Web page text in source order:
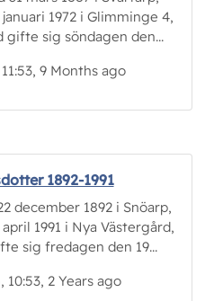
1972 i Glimminge 4,
gifte sig söndagen den...
9 Months ago
1892-1991
december 1892 i Snöarp,
1991 i Nya Västergård,
sig fredagen den 19...
10:53, 2 Years ago